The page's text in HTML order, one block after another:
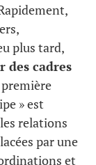
plus tard,
des cadres
» est
relations
par une
et